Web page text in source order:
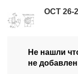
ОСТ 26-
Не нашли
не